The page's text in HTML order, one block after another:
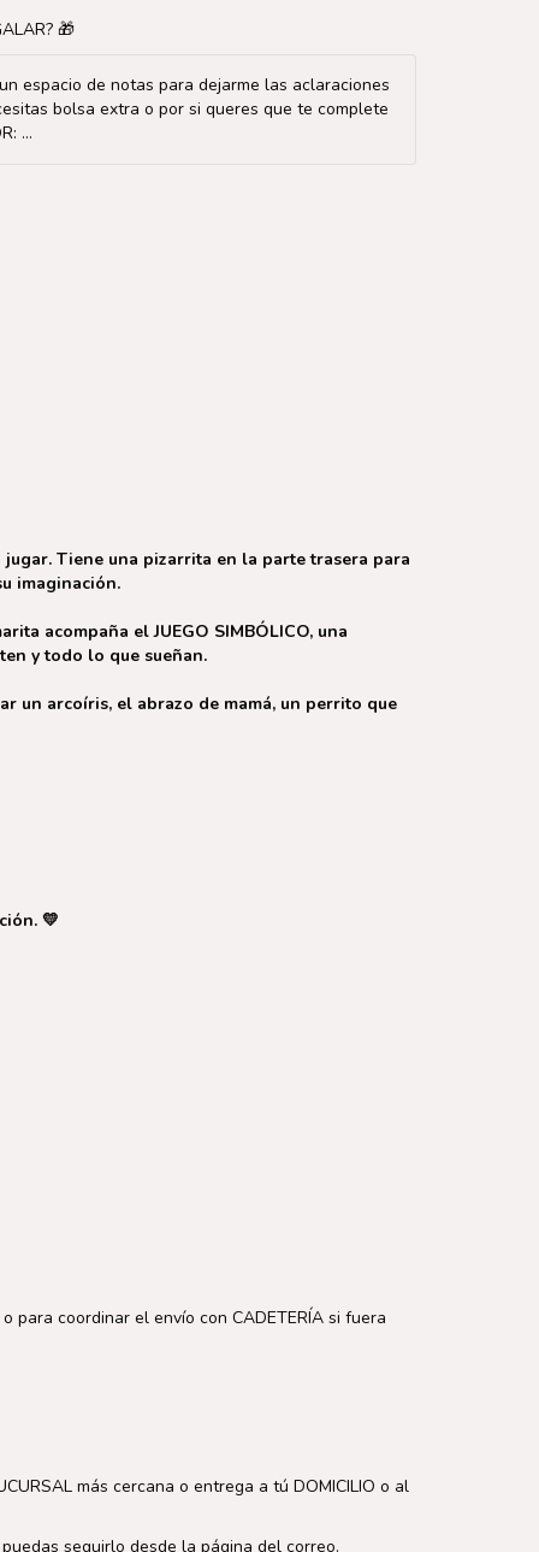
🎁
espacio de notas para dejarme las aclaraciones
bolsa extra o por si queres que te complete
...
Tiene una pizarrita en la parte trasera para
imaginación.
acompaña el JUEGO SIMBÓLICO, una
y todo lo que sueñan.
un arcoíris, el abrazo de mamá, un perrito que
💛
coordinar el envío con CADETERÍA si fuera
más cercana o entrega a tú DOMICILIO o al
seguirlo desde la página del correo.